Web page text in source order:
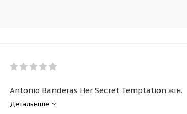
Antonio Banderas Her Secret Temptation жін.
Детальніше